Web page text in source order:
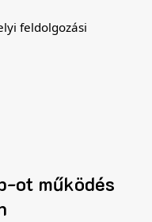
feldolgozási
ot működés